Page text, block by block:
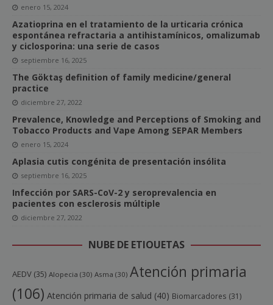
enero 15, 2024
Azatioprina en el tratamiento de la urticaria crónica
espontánea refractaria a antihistamínicos, omalizumab
y ciclosporina: una serie de casos
septiembre 16, 2025
The Göktaş definition of family medicine/general
practice
diciembre 27, 2022
Prevalence, Knowledge and Perceptions of Smoking and
Tobacco Products and Vape Among SEPAR Members
enero 15, 2024
Aplasia cutis congénita de presentación insólita
septiembre 16, 2025
Infección por SARS-CoV-2 y seroprevalencia en
pacientes con esclerosis múltiple
diciembre 27, 2022
NUBE DE ETIQUETAS
AEDV (35) Alopecia (30) Asma (30) Atención primaria
(106) Atención primaria de salud (40) Biomarcadores (31)